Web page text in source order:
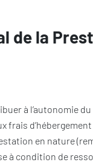
de la
à l’autonomie
frais
en nature
à condition de